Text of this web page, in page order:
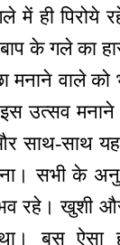
में ही पिरोये
बाप के गले का
मनाने वाले
इस उत्सव
साथ-साथ यह
सभी के
रहे। खुशी
बस ऐसा